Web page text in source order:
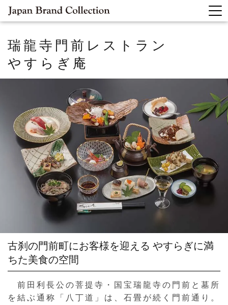
瑞龍寺門前レストラン
やすらぎ庵
古刹の門前町にお客様を迎える やすらぎに満
ちた美食の空間
前田利長公の菩提寺・国宝瑞龍寺の門前と墓所
を結ぶ通称「八丁道」は、石畳が続く門前通り。